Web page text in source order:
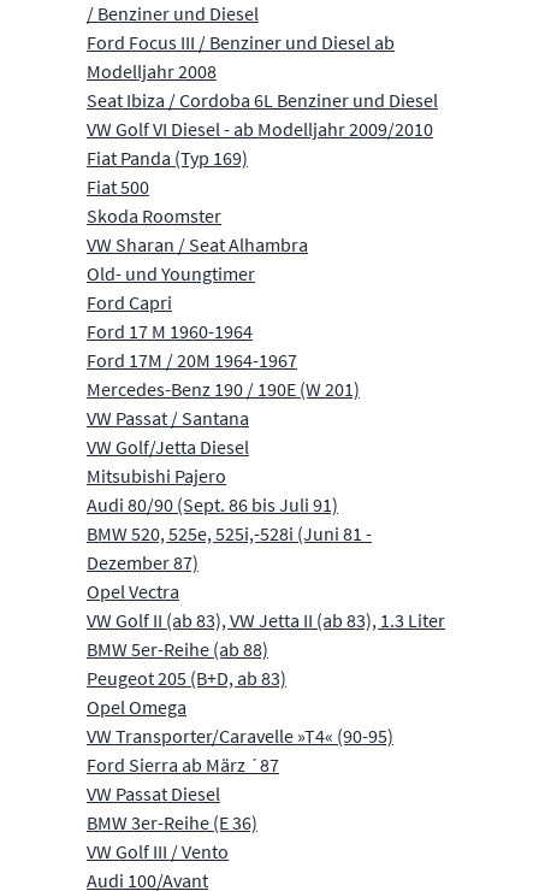
/ Benziner und Diesel
Ford Focus III / Benziner und Diesel ab
Modelljahr 2008
Seat Ibiza / Cordoba 6L Benziner und Diesel
VW Golf VI Diesel - ab Modelljahr 2009/2010
Fiat Panda (Typ 169)
Fiat 500
Skoda Roomster
VW Sharan / Seat Alhambra
Old- und Youngtimer
Ford Capri
Ford 17 M 1960-1964
Ford 17M / 20M 1964-1967
Mercedes-Benz 190 / 190E (W 201)
VW Passat / Santana
VW Golf/Jetta Diesel
Mitsubishi Pajero
Audi 80/90 (Sept. 86 bis Juli 91)
BMW 520, 525e, 525i,-528i (Juni 81 -
Dezember 87)
Opel Vectra
VW Golf II (ab 83), VW Jetta II (ab 83), 1.3 Liter
BMW 5er-Reihe (ab 88)
Peugeot 205 (B+D, ab 83)
Opel Omega
VW Transporter/Caravelle »T4« (90-95)
Ford Sierra ab März ´87
VW Passat Diesel
BMW 3er-Reihe (E 36)
VW Golf III / Vento
Audi 100/Avant